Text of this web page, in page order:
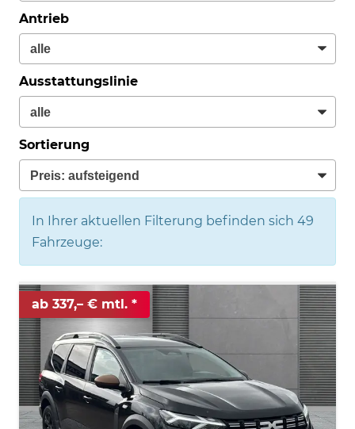
Antrieb
Ausstattungslinie
Sortierung
In Ihrer aktuellen Filterung befinden sich 49
Fahrzeuge:
ab 337,– € mtl.